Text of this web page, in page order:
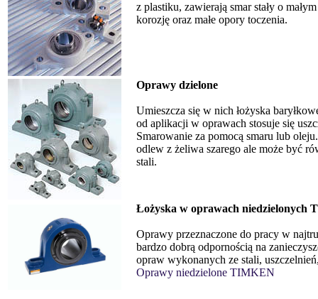
z plastiku, zawierają smar stały o
korozję oraz małe opory toczenia.
Oprawy dzielone
Umieszcza się w nich łożyska
od aplikacji w oprawach stosuje się
Smarowanie za pomocą smaru lub
odlew z żeliwa szarego ale może być
stali.
Łożyska w oprawach niedzielonych
Oprawy przeznaczone do pracy w
bardzo dobrą odpornością na
opraw wykonanych ze stali,
Oprawy niedzielone TIMKEN